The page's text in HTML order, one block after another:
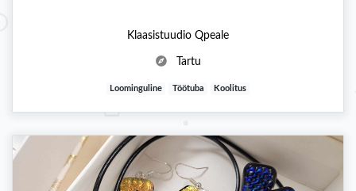
Klaasistuudio Qpeale
Tartu
Loominguline Töötuba Koolitus